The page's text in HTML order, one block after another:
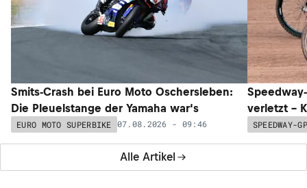
Alle Artikel
Smits-Crash bei Euro Moto Oschersleben:
Die Pleuelstange der Yamaha war‘s
EURO MOTO SUPERBIKE 07.08.2026 - 09:46
verletzt –
SPEEDWAY-GP